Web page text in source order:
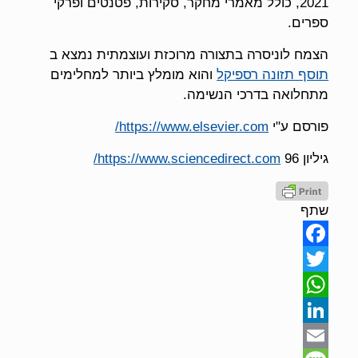
ספרים.
הצמח לוניסרה בתצורה מרוכזת ועוצמתית נמצא ב
תוסף תזונה רספיקלוהוא מומלץ ביותר למחלימים
מתחלואה בדרכי הנשימה.
פורסם ע"י https://www.elsevier.com/
גיליון 96 https://www.sciencedirect.com/
שתף
Facebook
Twitter
WhatsApp
LinkedIn